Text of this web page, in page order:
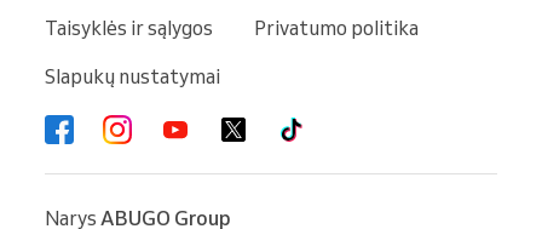
Taisyklės ir sąlygos
Privatumo politika
Slapukų nustatymai
Narys ABUGO Group